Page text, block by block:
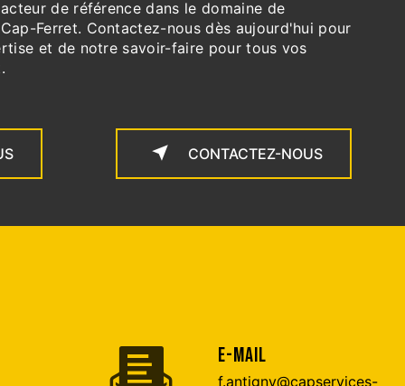
de référence dans le domaine de
Ferret. Contactez-nous dès aujourd'hui pour
et de notre savoir-faire pour tous vos
CONTACTEZ-NOUS
E-MAIL
f.antigny@capservices-